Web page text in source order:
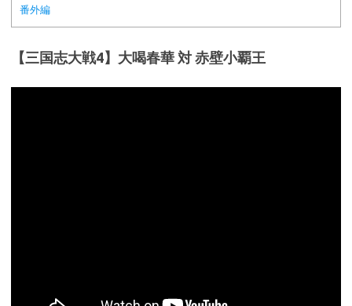
番外編
【三国志大戦4】大喝春華 対 赤壁小覇王